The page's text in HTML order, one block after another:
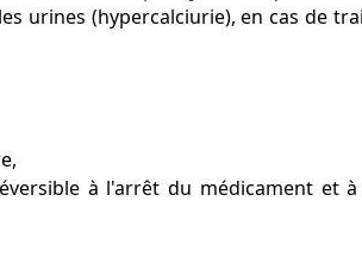
urines (hypercalciurie), en cas de
à l'arrêt du médicament et